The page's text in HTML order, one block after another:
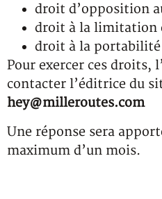
droit d’opposition
droit à la limitation
droit à la portabilité
Pour exercer ces droits,
contacter l’éditrice du
hey@milleroutes.com
Une réponse sera
maximum d’un mois.